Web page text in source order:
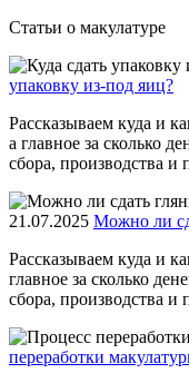
Статьи о макулатуре
упаковку из-под яиц?
Рассказываем куда и
а главное за сколько
сбора, производства и
21.07.2025 Можно ли
Рассказываем куда и
главное за сколько
сбора, производства и
переработки